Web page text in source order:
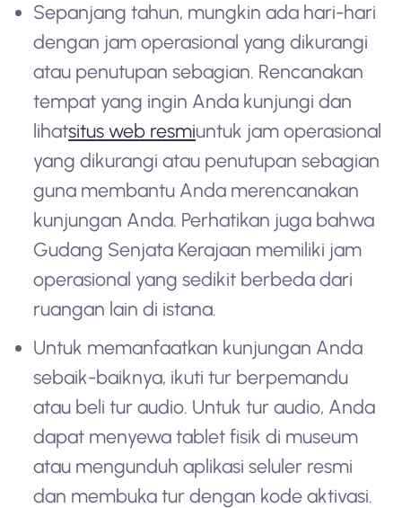
Sepanjang tahun, mungkin ada hari-hari
dengan jam operasional yang dikurangi
atau penutupan sebagian. Rencanakan
tempat yang ingin Anda kunjungi dan
lihatsitus web resmiuntuk jam operasional
yang dikurangi atau penutupan sebagian
guna membantu Anda merencanakan
kunjungan Anda. Perhatikan juga bahwa
Gudang Senjata Kerajaan memiliki jam
operasional yang sedikit berbeda dari
ruangan lain di istana.
Untuk memanfaatkan kunjungan Anda
sebaik-baiknya, ikuti tur berpemandu
atau beli tur audio. Untuk tur audio, Anda
dapat menyewa tablet fisik di museum
atau mengunduh aplikasi seluler resmi
dan membuka tur dengan kode aktivasi.